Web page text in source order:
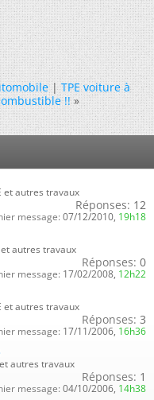
|TPE voiture à
!! »
et autres travaux
Réponses: 12
message: 07/12/2010, 19h18
autres travaux
Réponses: 0
message: 17/02/2008, 12h22
et autres travaux
Réponses: 3
message: 17/11/2006, 16h36
autres travaux
Réponses: 1
message: 04/10/2006, 14h38